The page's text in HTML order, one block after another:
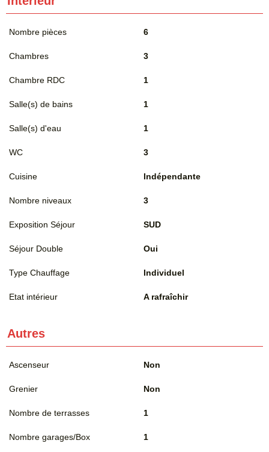
Nombre pièces 6
Chambres 3
Chambre RDC 1
Salle(s) de bains 1
Salle(s) d'eau 1
WC 3
Cuisine Indépendante
Nombre niveaux 3
Exposition Séjour SUD
Séjour Double Oui
Type Chauffage Individuel
Etat intérieur A rafraîchir
Autres
Ascenseur Non
Grenier Non
Nombre de terrasses 1
Nombre garages/Box 1